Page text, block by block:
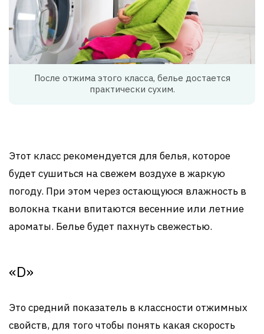
После отжима этого класса, белье достается
практически сухим.
Этот класс рекомендуется для белья, которое
будет сушиться на свежем воздухе в жаркую
погоду. При этом через остающуюся влажность в
волокна ткани впитаются весенние или летние
ароматы. Белье будет пахнуть свежестью.
«D»
Это средний показатель в классности отжимных
свойств, для того чтобы понять какая скорость